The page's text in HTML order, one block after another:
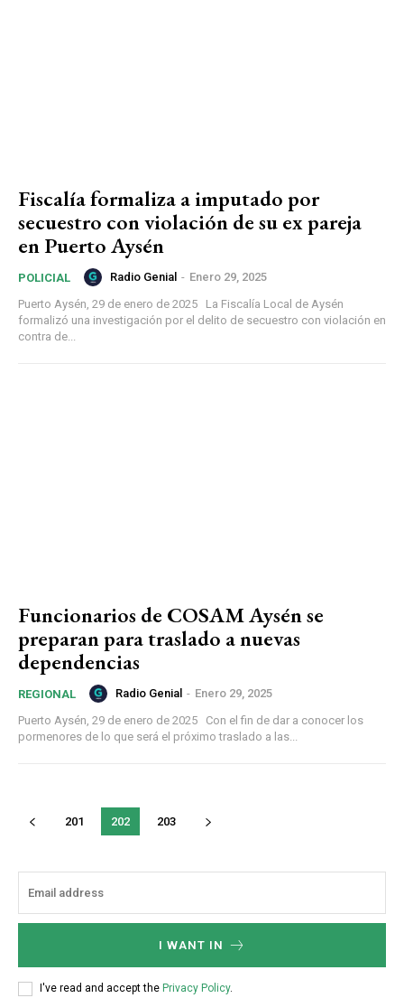
Fiscalía formaliza a imputado por
secuestro con violación de su ex pareja
en Puerto Aysén
POLICIAL Radio Genial - Enero 29, 2025
Puerto Aysén, 29 de enero de 2025 La Fiscalía Local de Aysén
formalizó una investigación por el delito de secuestro con violación en
contra de...
Funcionarios de COSAM Aysén se
preparan para traslado a nuevas
dependencias
REGIONAL Radio Genial - Enero 29, 2025
Puerto Aysén, 29 de enero de 2025 Con el fin de dar a conocer los
pormenores de lo que será el próximo traslado a las...
201 202 203
I WANT IN
I've read and accept the Privacy Policy.